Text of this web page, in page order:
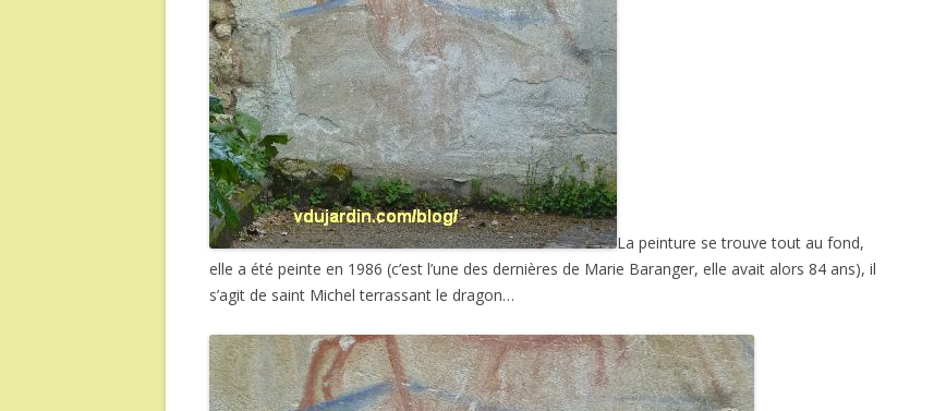
La peinture se trouve tout au fond,
elle a été peinte en 1986 (c’est l’une des dernières de Marie Baranger, elle avait alors 84 ans), il
s’agit de saint Michel terrassant le dragon…